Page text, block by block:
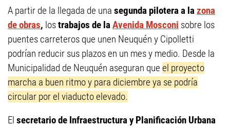
A partir de la llegada de una segunda pilotera a lazona
de obras, lostrabajos de laAvenida Mosconi sobre los
puentes carreteros que unen Neuquén y Cipolletti
podrían reducir sus plazos en un mes y medio. Desde la
Municipalidad de Neuquén aseguran que el proyecto
marcha a buen ritmo y para diciembre ya se podría
circular por el viaducto elevado.
El secretario de Infraestructura y Planificación Urbana